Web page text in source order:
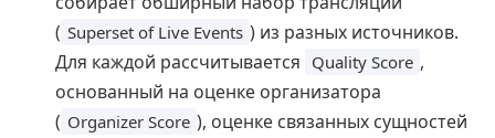
( Superset of Live Events ) из разных источников.
Для каждой рассчитывается Quality Score ,
основанный на оценке организатора
( Organizer Score ), оценке связанных сущностей